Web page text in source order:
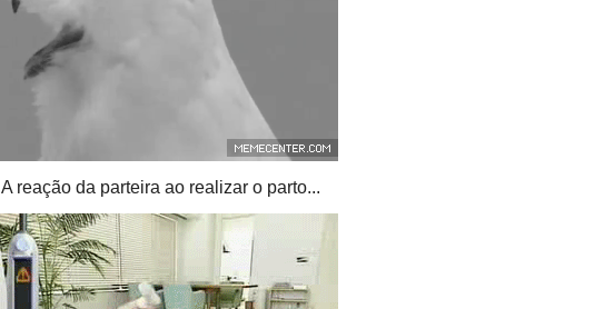
A reação da parteira ao realizar o parto...